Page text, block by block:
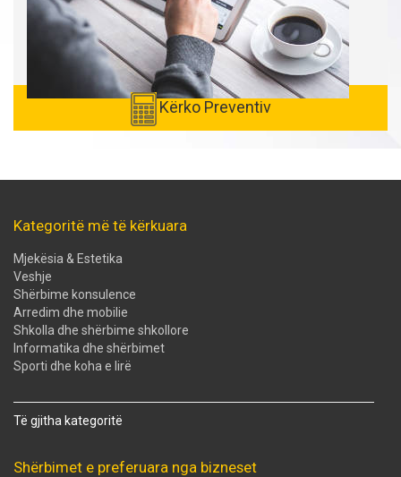
Kërko Preventiv
Kategoritë më të kërkuara
Mjekësia & Estetika
Veshje
Shërbime konsulence
Arredim dhe mobilie
Shkolla dhe shërbime shkollore
Informatika dhe shërbimet
Sporti dhe koha e lirë
Të gjitha kategoritë
Shërbimet e preferuara nga bizneset